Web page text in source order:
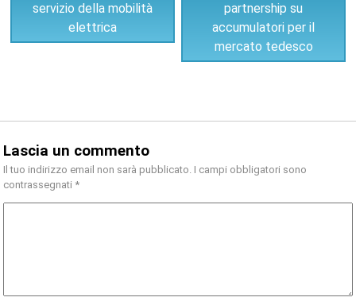
servizio della mobilità
elettrica
partnership su
accumulatori per il
mercato tedesco
Lascia un commento
Il tuo indirizzo email non sarà pubblicato. I campi obbligatori sono
contrassegnati *